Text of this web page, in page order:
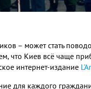
– может стать
что Киев всё чаще
интернет-издание
для каждого